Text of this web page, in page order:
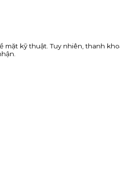
kỹ thuật. Tuy nhiên, thanh